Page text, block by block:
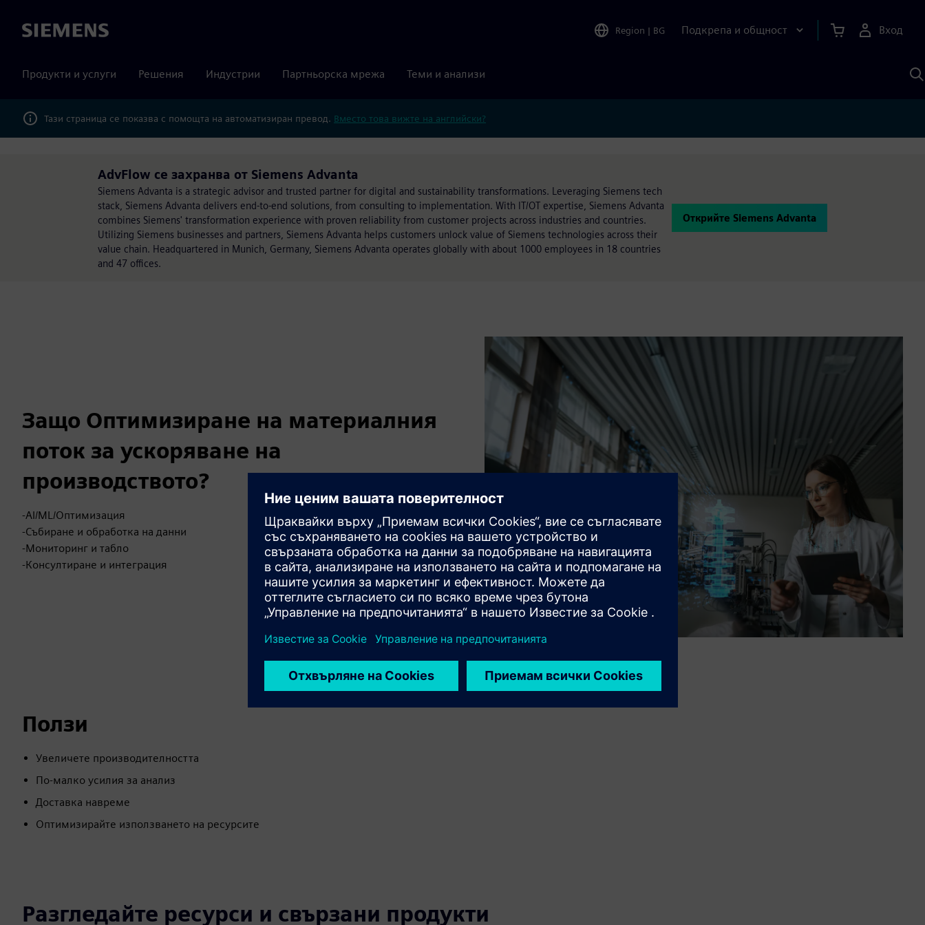
Siemens Region | BG Подкрепа и общност Вход
Продукти и услуги Решения Индустрии Партньорска мрежа Теми и анализи
с
Тази страница се показва с помощта на автоматизиран превод. Вместо това вижте на английски?
AdvFlow се захранва от Siemens Advanta
Siemens Advanta is a strategic advisor and trusted partner for digital and sustainability transformations. Leveraging Siemens tech
stack, Siemens Advanta delivers end-to-end solutions, from consulting to implementation. With IT/OT expertise, Siemens Advanta
combines Siemens' transformation experience with proven reliability from customer projects across industries and countries.
Utilizing Siemens businesses and partners, Siemens Advanta helps customers unlock value of Siemens technologies across their
value chain. Headquartered in Munich, Germany, Siemens Advanta operates globally with about 1000 employees in 18 countries
and 47 offices.
Открийте Siemens Advanta
Защо Оптимизиране на материалния
поток за ускоряване на
производството?
-AI/ML/Оптимизация
-Събиране и обработка на данни
-Мониторинг и табло
-Консултиране и интеграция
Ползи
Увеличете производителността
По-малко усилия за анализ
Доставка навреме
Оптимизирайте използването на ресурсите
Разгледайте ресурси и свързани продукти